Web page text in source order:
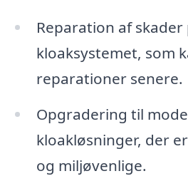
Reparation af skader
kloaksystemet, som
reparationer senere.
Opgradering til
kloakløsninger, der
og miljøvenlige.